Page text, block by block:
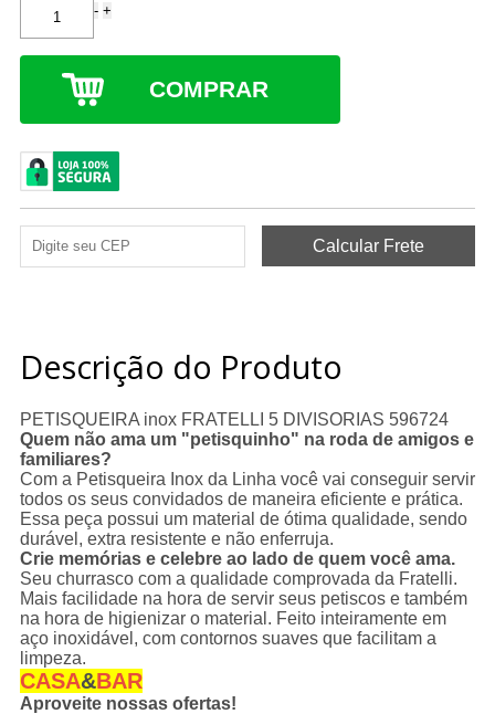
- +
COMPRAR
Descrição do Produto
PETISQUEIRA inox FRATELLI 5 DIVISORIAS 596724
Quem não ama um "petisquinho" na roda de amigos e
familiares?
Com a Petisqueira Inox da Linha você vai conseguir servir
todos os seus convidados de maneira eficiente e prática.
Essa peça possui um material de ótima qualidade, sendo
durável, extra resistente e não enferruja.
Crie memórias e celebre ao lado de quem você ama.
Seu churrasco com a qualidade comprovada da Fratelli.
Mais facilidade na hora de servir seus petiscos e também
na hora de higienizar o material. Feito inteiramente em
aço inoxidável, com contornos suaves que facilitam a
limpeza.
CASA&BAR
Aproveite nossas ofertas!